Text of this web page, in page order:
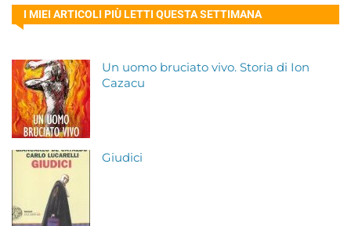
I MIEI ARTICOLI PIÙ LETTI QUESTA SETTIMANA
Un uomo bruciato vivo. Storia di Ion
Cazacu
Giudici